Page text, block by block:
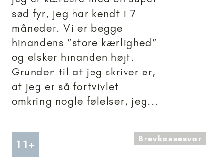
sød fyr, jeg har kendt i 7
måneder. Vi er begge
hinandens ”store kærlighed”
og elsker hinanden højt.
Grunden til at jeg skriver er,
at jeg er så fortvivlet
omkring nogle følelser, jeg...
11+ Artikler anbefalet til 11+Brevkassesvar